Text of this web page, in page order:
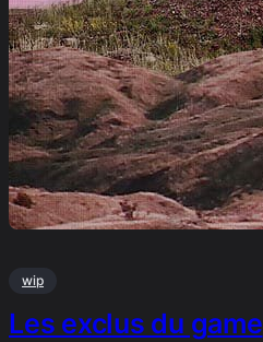
wip
Les exclus du game